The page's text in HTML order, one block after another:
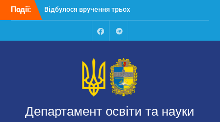
Перейти
Події:
Відбулося вручення трьох
автобусів для потреб
Відбулося засідання
освіти та науки обласної
державної адміністрації
Відбулась обласна
національно-патріотичне
FacebookTalegram
Департамент освіти та науки